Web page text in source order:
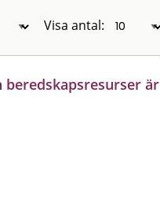
Visa antal:
beredskapsresurser är